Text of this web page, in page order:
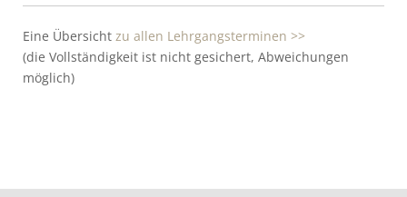
Eine Übersicht zu allen Lehrgangsterminen >>
(die Vollständigkeit ist nicht gesichert, Abweichungen
möglich)